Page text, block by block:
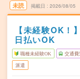
未読 掲載日 2026/08/05
【未経験OK！
日払いOK
職種未経験OK 交通費
派遣